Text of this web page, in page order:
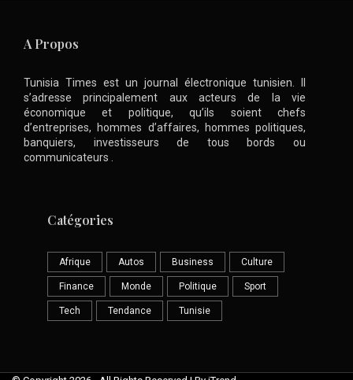
A Propos
Tunisia Times est un journal électronique tunisien. Il
s’adresse principalement aux acteurs de la vie
économique et politique, qu’ils soient chefs
d’entreprises, hommes d’affaires, hommes politiques,
banquiers, investisseurs de tous bords ou
communicateurs .
Catégories
Afrique Autos Business Culture
Finance Monde Politique Sport
Tech Tendance Tunisie